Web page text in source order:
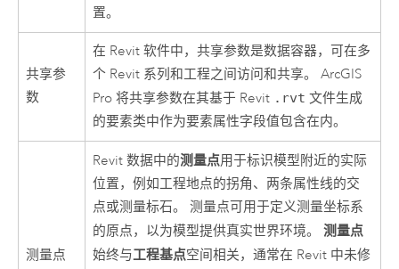
置。
共享参
数
在 Revit 软件中，共享参数是数据容器，可在多
个 Revit 系列和工程之间访问和共享。ArcGIS
Pro 将共享参数在其基于 Revit .rvt 文件生成
的要素类中作为要素属性字段值包含在内。
测量点
Revit 数据中的测量点用于标识模型附近的实际
位置，例如工程地点的拐角、两条属性线的交
点或测量标石。 测量点可用于定义测量坐标系
的原点，以为模型提供真实世界环境。测量点
始终与工程基点空间相关，通常在 Revit 中未修